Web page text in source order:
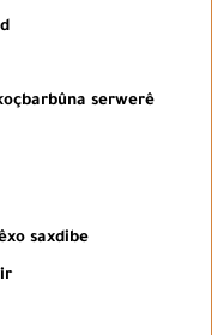
serwerê
saxdibe